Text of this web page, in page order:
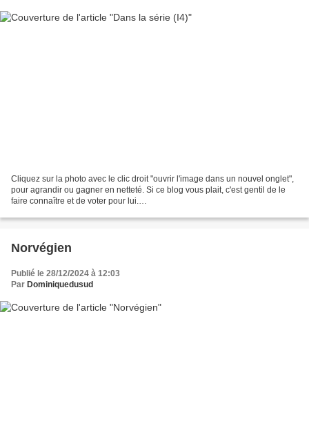
Cliquez sur la photo avec le clic droit "ouvrir l'image dans un nouvel onglet",
pour agrandir ou gagner en netteté. Si ce blog vous plait, c'est gentil de le
faire connaître et de voter pour lui.
Norvégien
Publié le 28/12/2024 à 12:03
Par Dominiquedusud